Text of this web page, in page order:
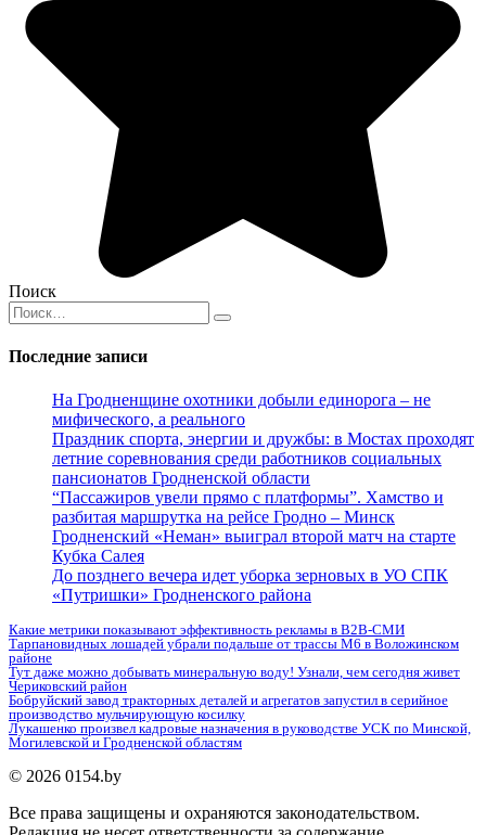
Поиск
Search
for:
Последние записи
На Гродненщине охотники добыли единорога – не
мифического, а реального
Праздник спорта, энергии и дружбы: в Мостах проходят
летние соревнования среди работников социальных
пансионатов Гродненской области
“Пассажиров увели прямо с платформы”. Хамство и
разбитая маршрутка на рейсе Гродно – Минск
Гродненский «Неман» выиграл второй матч на старте
Кубка Салея
До позднего вечера идет уборка зерновых в УО СПК
«Путришки» Гродненского района
Какие метрики показывают эффективность рекламы в B2B-СМИ
Тарпановидных лошадей убрали подальше от трассы М6 в Воложинском
районе
Тут даже можно добывать минеральную воду! Узнали, чем сегодня живет
Чериковский район
Бобруйский завод тракторных деталей и агрегатов запустил в серийное
производство мульчирующую косилку
Лукашенко произвел кадровые назначения в руководстве УСК по Минской,
Могилевской и Гродненской областям
© 2026 0154.by
Все права защищены и охраняются законодательством.